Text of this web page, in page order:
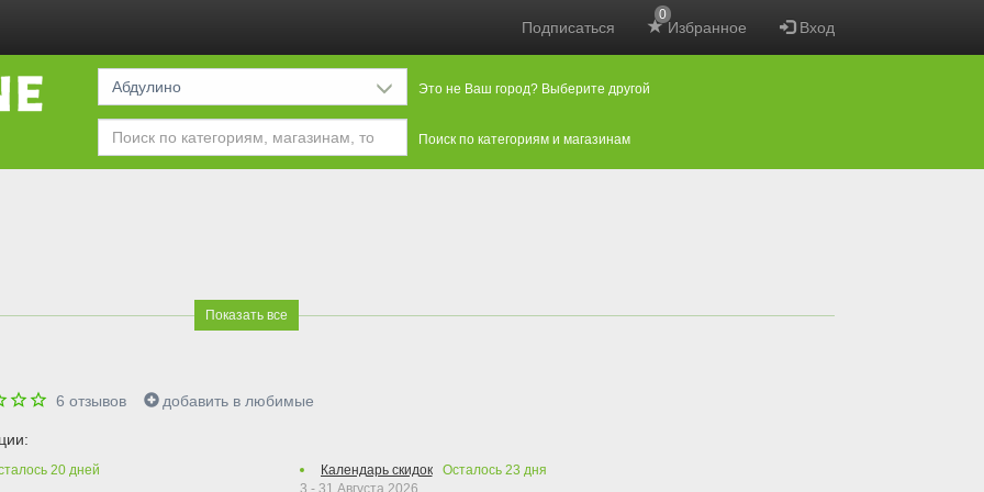
Подписаться Избранное
0
Вход
Абдулино Это не Ваш город? Выберите другой
Поиск по категориям и магазинам
Показать все
6 отзывов добавить в любимые
20дней Календарь скидок Осталось 23 дня
3 - 31 Августа 2026